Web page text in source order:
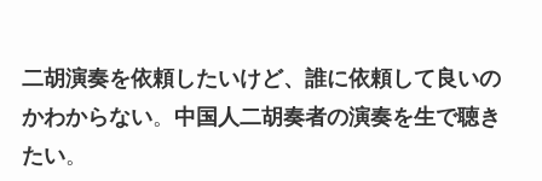
二胡演奏を依頼したいけど、誰に依頼して良いの
かわからない。 中国人二胡奏者の演奏を生で聴き
たい。